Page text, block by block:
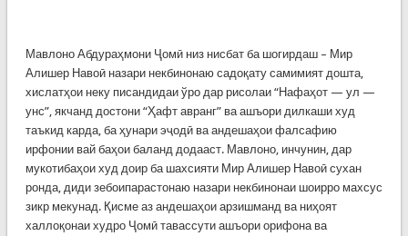
Мавлоно Абдураҳмони Ҷомӣ низ нисбат ба шогирдаш – Мир
Алишер Навоӣ назари некбинонаю садоқату самимият дошта,
хислатҳои неку писандидаи ўро дар рисолаи “Нафаҳот — ул —
унс”, якчанд достони “Ҳафт авранг” ва ашъори дилкаши худ
таъкид карда, ба ҳунари эҷодӣ ва андешаҳои фалсафию
ирфонии вай баҳои баланд додааст. Мавлоно, инчунин, дар
мукотибаҳои худ доир ба шахсияти Мир Алишер Навоӣ сухан
ронда, диди зебоипарастонаю назари некбинонаи шоирро махсус
зикр мекунад. Қисме аз андешаҳои арзишманд ва ниҳоят
халлоқонаи худро Ҷомӣ тавассути ашъори орифона ва